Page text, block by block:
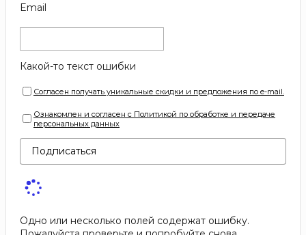
Email
Какой-то текст ошибки
Согласен получать уникальные скидки и предложения по e-mail.
Ознакомлен и согласен с Политикой по обработке и передаче
персональных данных
Подписаться
Одно или несколько полей содержат ошибку.